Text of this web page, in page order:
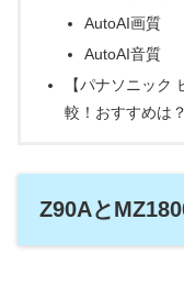
AutoAI画質
AutoAI音質
【パナソニック
較！おすすめは
Z90Aと